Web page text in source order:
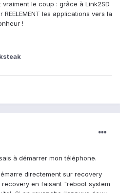
le coup : grâce à Link2SD
les applications vers la
!
à démarrer mon téléphone.
directement sur recovery
en faisant "reboot system